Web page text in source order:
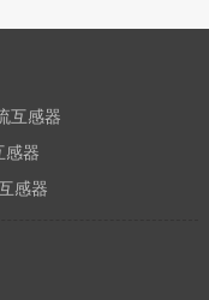
互感器
感器
感器